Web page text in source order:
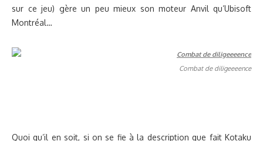
sur ce jeu) gère un peu mieux son moteur Anvil qu’Ubisoft
Montréal…
Combat de diligeeeence
Quoi qu’il en soit, si on se fie à la description que fait Kotaku